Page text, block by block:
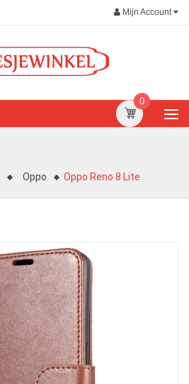
Mijn Account
0
Oppo Oppo Reno 8 Lite